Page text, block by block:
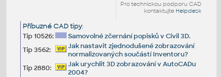
Pro technickou podporu CAD
kontaktujte Helpdesk
Příbuzné CAD tipy:
Tip 10526:
Samovolné zčernání popisků v Civil 3D.
Tip 3562:
Jak nastavit zjednodušené zobrazování
normalizovaných součástí Inventoru?
Tip 2880:
Jak urychlit 3D zobrazování v AutoCADu
2004?